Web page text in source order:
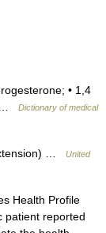
• 1,4
…
Dictionary of medical
…
United
Health Profile
patient reported